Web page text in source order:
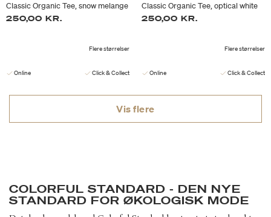
Classic Organic Tee, snow melange
250,00 KR.
Flere størrelser
Online Click & Collect
Classic Organic Tee, optical white
250,00 KR.
Flere størrelser
Online Click & Collect
Vis flere
COLORFUL STANDARD - DEN NYE
STANDARD FOR ØKOLOGISK MODE